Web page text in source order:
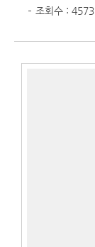
조회수 : 4573